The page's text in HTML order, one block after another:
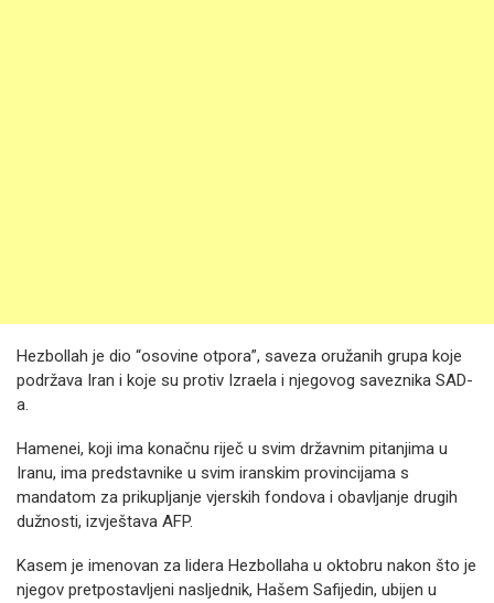
Hezbollah je dio “osovine otpora”, saveza oružanih grupa koje
podržava Iran i koje su protiv Izraela i njegovog saveznika SAD-
a.
Hamenei, koji ima konačnu riječ u svim državnim pitanjima u
Iranu, ima predstavnike u svim iranskim provincijama s
mandatom za prikupljanje vjerskih fondova i obavljanje drugih
dužnosti, izvještava AFP.
Kasem je imenovan za lidera Hezbollaha u oktobru nakon što je
njegov pretpostavljeni nasljednik, Hašem Safijedin, ubijen u